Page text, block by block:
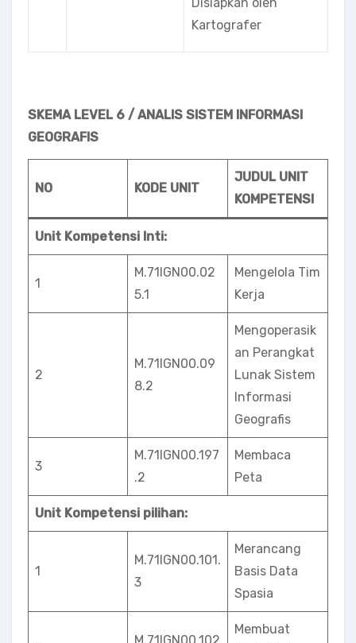
Kartografer
SKEMA LEVEL 6 / ANALIS SISTEM INFORMASI
GEOGRAFIS
NO KODE UNIT
JUDUL UNIT
KOMPETENSI
Unit Kompetensi Inti:
1
M.71IGN00.02
5.1
Mengelola Tim
Kerja
2
M.71lGN00.09
8.2
Mengoperasik
an Perangkat
Lunak Sistem
Informasi
Geografis
3
M.71IGN00.197
.2
Membaca
Peta
Unit Kompetensi pilihan:
1
M.71IGN00.101.
3
Merancang
Basis Data
Spasia
Membuat